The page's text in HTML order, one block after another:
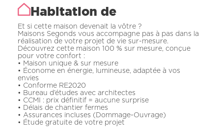
Habitation de
Et si cette maison devenait la vôtre ?
Maisons Segonds vous accompagne pas à pas dans la
réalisation de votre projet de vie sur-mesure.
Découvrez cette maison 100 % sur mesure, conçue
pour votre confort :
• Maison unique & sur mesure
• Économe en énergie, lumineuse, adaptée à vos
envies
• Conforme RE2020
• Bureau d’études avec architectes
• CCMI : prix définitif = aucune surprise
• Délais de chantier fermes
• Assurances incluses (Dommage-Ouvrage)
• Étude gratuite de votre projet